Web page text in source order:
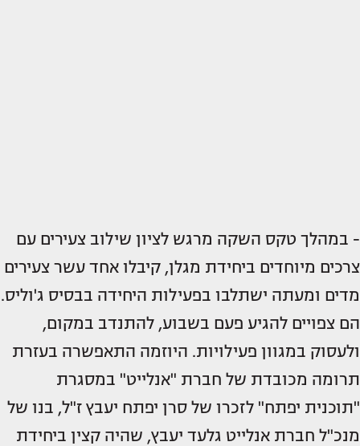
- במהלך טקס השקה מרגש לציון שילוב צעירים עם
צרכים מיוחדים ביחידת מגלן, קיבלו אחד עשר צעירים
מדים ומעתה ישתלבו בפעילות היחידה בבסיס ג'וליס.
הם צפויים להגיע פעם בשבוע, להתנדב במקום,
ולעסוק במגוון פעילויות. היוזמה התאפשרה בעזרת
תרומה מכובדת של חברת "אנלייט" במסגרת
"תוכנית יפתח" לזכרו של סרן יפתח יעבץ ז"ל, בנו של
מנכ"ל חברת אנלייט גלעד יעבץ, שהיה קצין ביחידת